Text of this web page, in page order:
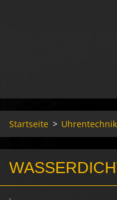
Startseite > Uhrentechnik